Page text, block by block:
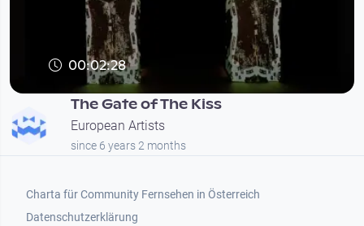
00:02:28
The Gate of The Kiss
European Artists
since 6 years 2 months
Footer 1
Charta für Community Fernsehen in Österreich
Datenschutzerklärung